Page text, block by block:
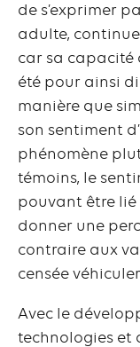
de s’exprimer
adulte,
car sa capacité
été pour ainsi
manière que
son sentiment
phénomène
témoins, le
pouvant être lié
donner une
contraire aux
censée
Avec le
technologies et